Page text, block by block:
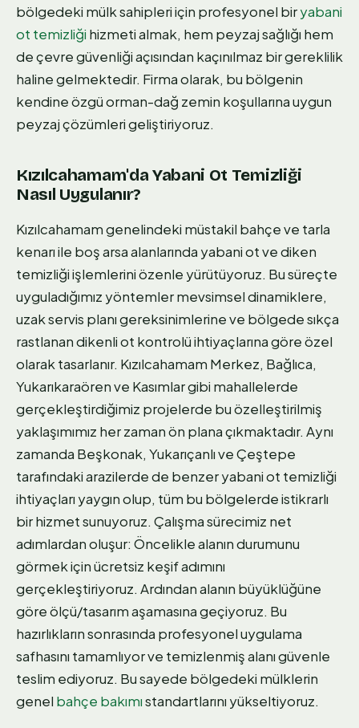
bölgedeki mülk sahipleri için profesyonel biryabani
ot temizliği hizmeti almak, hem peyzaj sağlığı hem
de çevre güvenliği açısından kaçınılmaz bir gereklilik
haline gelmektedir. Firma olarak, bu bölgenin
kendine özgü orman-dağ zemin koşullarına uygun
peyzaj çözümleri geliştiriyoruz.
Kızılcahamam'da Yabani Ot Temizliği
Nasıl Uygulanır?
Kızılcahamam genelindeki müstakil bahçe ve tarla
kenarı ile boş arsa alanlarında yabani ot ve diken
temizliği işlemlerini özenle yürütüyoruz. Bu süreçte
uyguladığımız yöntemler mevsimsel dinamiklere,
uzak servis planı gereksinimlerine ve bölgede sıkça
rastlanan dikenli ot kontrolü ihtiyaçlarına göre özel
olarak tasarlanır. Kızılcahamam Merkez, Bağlıca,
Yukarıkaraören ve Kasımlar gibi mahallelerde
gerçekleştirdiğimiz projelerde bu özelleştirilmiş
yaklaşımımız her zaman ön plana çıkmaktadır. Aynı
zamanda Beşkonak, Yukarıçanlı ve Çeştepe
tarafındaki arazilerde de benzer yabani ot temizliği
ihtiyaçları yaygın olup, tüm bu bölgelerde istikrarlı
bir hizmet sunuyoruz. Çalışma sürecimiz net
adımlardan oluşur: Öncelikle alanın durumunu
görmek için ücretsiz keşif adımını
gerçekleştiriyoruz. Ardından alanın büyüklüğüne
göre ölçü/tasarım aşamasına geçiyoruz. Bu
hazırlıkların sonrasında profesyonel uygulama
safhasını tamamlıyor ve temizlenmiş alanı güvenle
teslim ediyoruz. Bu sayede bölgedeki mülklerin
genel bahçe bakımıstandartlarını yükseltiyoruz.